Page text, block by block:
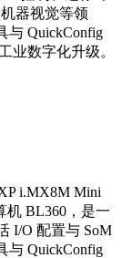
器视觉等领
与 QuickConfig
业数字化升级。
i.MX8M Mini
机 BL360，是一
I/O 配置与 SoM
与 QuickConfig